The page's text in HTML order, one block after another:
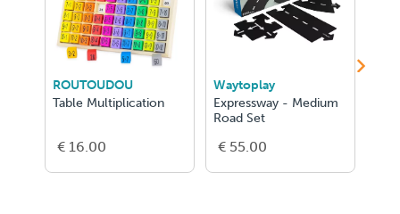
ROUTOUDOU
Table Multiplication
€ 16.00
Waytoplay
Expressway - Medium
Road Set
€ 55.00